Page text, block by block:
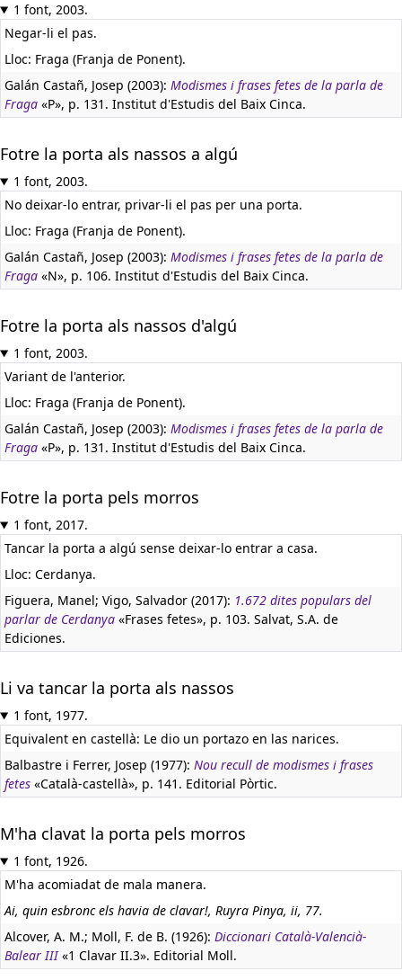
1 font, 2003.
Negar-li el pas.
Lloc: Fraga (Franja de Ponent).
Galán Castañ, Josep (2003): Modismes i frases fetes de la parla de
Fraga «P», p. 131. Institut d'Estudis del Baix Cinca.
Fotre la porta als nassos a algú
1 font, 2003.
No deixar-lo entrar, privar-li el pas per una porta.
Lloc: Fraga (Franja de Ponent).
Galán Castañ, Josep (2003): Modismes i frases fetes de la parla de
Fraga «N», p. 106. Institut d'Estudis del Baix Cinca.
Fotre la porta als nassos d'algú
1 font, 2003.
Variant de l'anterior.
Lloc: Fraga (Franja de Ponent).
Galán Castañ, Josep (2003): Modismes i frases fetes de la parla de
Fraga «P», p. 131. Institut d'Estudis del Baix Cinca.
Fotre la porta pels morros
1 font, 2017.
Tancar la porta a algú sense deixar-lo entrar a casa.
Lloc: Cerdanya.
Figuera, Manel; Vigo, Salvador (2017): 1.672 dites populars del
parlar de Cerdanya «Frases fetes», p. 103. Salvat, S.A. de
Ediciones.
Li va tancar la porta als nassos
1 font, 1977.
Equivalent en castellà: Le dio un portazo en las narices.
Balbastre i Ferrer, Josep (1977): Nou recull de modismes i frases
fetes «Català-castellà», p. 141. Editorial Pòrtic.
M'ha clavat la porta pels morros
1 font, 1926.
M'ha acomiadat de mala manera.
Ai, quin esbronc els havia de clavar!, Ruyra Pinya, ii, 77.
Alcover, A. M.; Moll, F. de B. (1926): Diccionari Català-Valencià-
Balear III«1 Clavar II.3». Editorial Moll.